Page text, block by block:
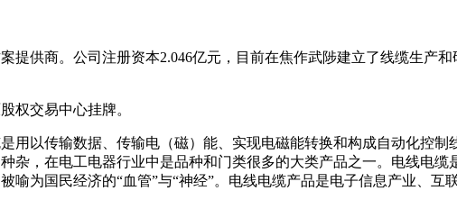
提供商。公司注册资本2.046亿元，目前在焦作武陟建立了线缆生产
权交易中心挂牌。
用以传输数据、传输电（磁）能、实现电磁能转换和构成自动化控
杂，在电工电器行业中是品种和门类很多的大类产品之一。电线电
喻为国民经济的“血管”与“神经”。电线电缆产品是电子信息产业、